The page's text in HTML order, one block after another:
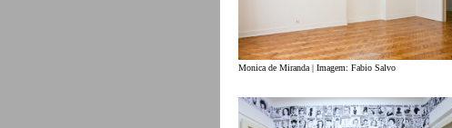
Monica de Miranda | Imagem: Fabio Salvo